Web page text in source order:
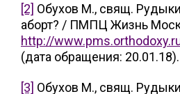
[2] Обухов М., свящ.
аборт? / ПМПЦ Жизнь
http://
(дата обращения: 20.01.18).
[3] Обухов М., свящ.